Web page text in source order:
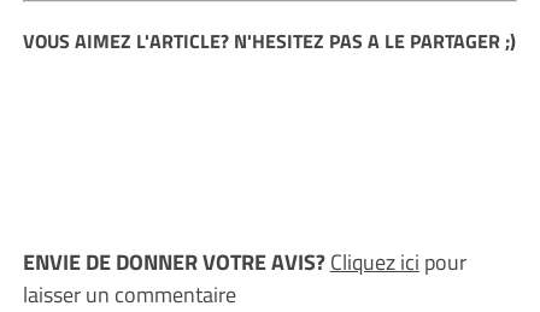
VOUS AIMEZ L'ARTICLE? N'HESITEZ PAS A LE PARTAGER ;)
ENVIE DE DONNER VOTRE AVIS?Cliquez ici pour
laisser un commentaire